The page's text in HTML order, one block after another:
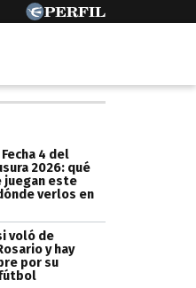
4 del
2026: qué
juegan este
verlos en
voló de
y hay
por su